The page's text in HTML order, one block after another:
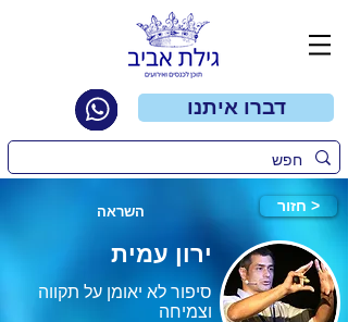
דברו איתנו
השראה חזור >
ירון עמית
סיפור לא יאומן על תקווה
וצמיחה